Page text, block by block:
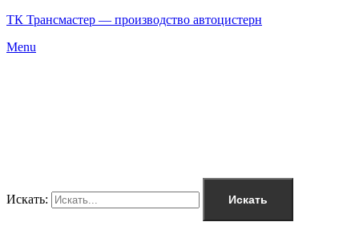
ТК Трансмастер — производство автоцистерн
Menu
Искать: Искать